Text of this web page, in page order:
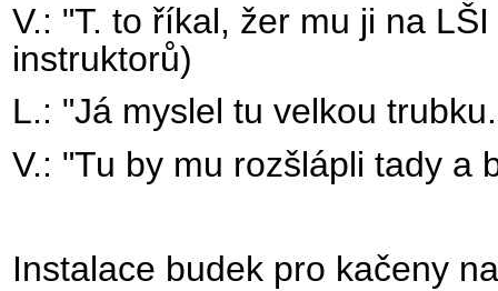
V.: "T. to říkal, žer mu ji na
instruktorů)
L.: "Já myslel tu velkou
V.: "Tu by mu rozšlápli tady a
Instalace budek pro kačeny